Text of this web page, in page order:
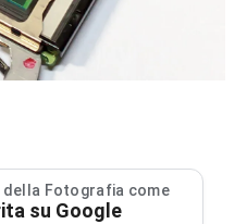
della Fotografia come
su Google